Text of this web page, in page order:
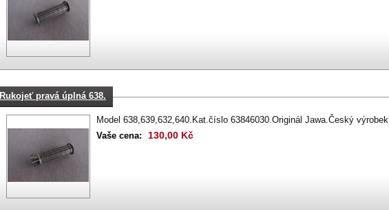
Rukojeť pravá úplná 638.
Model 638,639,632,640.Kat.číslo 63846030.Originál Jawa.Český výrobek
Vaše cena:
130,00 Kč